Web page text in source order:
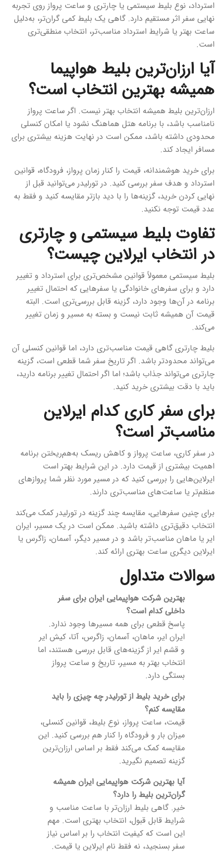
استرداد، نوع بلیط سیستمی یا چارتری و ساعت پرواز روی تجربه
نهایی سفر اثر مستقیم دارد. گاهی یک بلیط کمی گران‌تر، به‌دلیل
ساعت بهتر یا شرایط استرداد مناسب‌تر، انتخاب منطقی‌تری
است.
آیا ارزان‌ترین بلیط هواپیما
همیشه بهترین انتخاب است؟
ارزان‌ترین بلیط همیشه انتخاب بهتر نیست. اگر ساعت پرواز
نامناسب باشد، با برنامه هتل هماهنگ نشود یا امکان کنسلی
محدودی داشته باشد، ممکن است در نهایت هزینه بیشتری برای
مسافر ایجاد کند.
برای خرید هوشمندانه، قیمت را کنار زمان پرواز، فرودگاه، قوانین
استرداد و هدف سفر بررسی کنید. در تورلیدر می‌توانید قبل از
نهایی کردن خرید، گزینه‌ها را با دید بازتر مقایسه کنید و فقط به
عدد قیمت توجه نکنید.
تفاوت بلیط سیستمی و چارتری
در انتخاب ایرلاین چیست؟
بلیط سیستمی معمولاً قوانین مشخص‌تری برای استرداد و تغییر
دارد و برای سفرهای خانوادگی یا سفرهایی که احتمال تغییر
برنامه در آن‌ها وجود دارد، گزینه قابل بررسی‌تری است. البته
قیمت آن همیشه ثابت نیست و بسته به مسیر و زمان تغییر
می‌کند.
بلیط چارتری گاهی قیمت مناسب‌تری دارد، اما قوانین کنسلی آن
می‌تواند محدودتر باشد. اگر تاریخ سفر شما قطعی است، گزینه
چارتری می‌تواند جذاب باشد؛ اما اگر احتمال تغییر برنامه دارید،
باید با دقت بیشتری خرید کنید.
برای سفر کاری کدام ایرلاین
مناسب‌تر است؟
در سفر کاری، ساعت پرواز و کاهش ریسک به‌هم‌ریختن برنامه
اهمیت بیشتری از قیمت دارد. در این شرایط بهتر است
ایرلاین‌هایی را بررسی کنید که در مسیر مورد نظر شما پروازهای
منظم‌تر یا ساعت‌های مناسب‌تری دارند.
برای چنین سفرهایی، مقایسه چند گزینه در تورلیدر کمک می‌کند
انتخاب دقیق‌تری داشته باشید. ممکن است در یک مسیر، ایران
ایر یا ماهان مناسب‌تر باشد و در مسیر دیگر، آسمان، زاگرس یا
ایرلاین دیگری ساعت بهتری ارائه کند.
سوالات متداول
بهترین شرکت هواپیمایی ایران برای سفر
داخلی کدام است؟
پاسخ قطعی برای همه مسیرها وجود ندارد.
ایران ایر، ماهان، آسمان، زاگرس، آتا، کیش ایر
و قشم ایر از گزینه‌های قابل بررسی هستند، اما
انتخاب بهتر به مسیر، تاریخ و ساعت پرواز
بستگی دارد.
برای خرید بلیط از تورلیدر چه چیزی را باید
مقایسه کنم؟
قیمت، ساعت پرواز، نوع بلیط، قوانین کنسلی،
میزان بار و فرودگاه را کنار هم بررسی کنید. این
مقایسه کمک می‌کند فقط بر اساس ارزان‌ترین
گزینه تصمیم نگیرید.
آیا بهترین شرکت هواپیمایی ایران همیشه
گران‌ترین بلیط را دارد؟
خیر. گاهی بلیط ارزان‌تر با ساعت مناسب و
شرایط قابل قبول، انتخاب بهتری است. مهم
این است که کیفیت انتخاب را بر اساس نیاز
سفر بسنجید، نه فقط نام ایرلاین یا قیمت.